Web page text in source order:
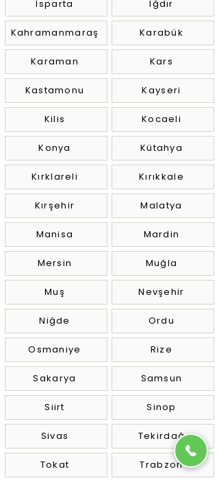
Isparta
Kahramanmaraş
Karaman
Kastamonu
Kilis
Konya
Kırklareli
Kırşehir
Manisa
Mersin
Muş
Niğde
Osmaniye
Sakarya
Siirt
Sivas
Tokat
Iğdır
Karabük
Kars
Kayseri
Kocaeli
Kütahya
Kırıkkale
Malatya
Mardin
Muğla
Nevşehir
Ordu
Rize
Samsun
Sinop
Tekirdağ
Trabzon